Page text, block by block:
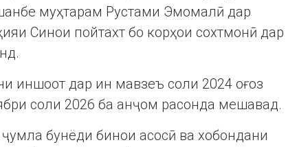
муҳтарам Рустами Эмомалӣ дар
Синои пойтахт бо корҳои сохтмонӣ дар
иншоот дар ин мавзеъ соли 2024 оғоз
соли 2026 ба анҷом расонда мешавад.
бунёди бинои асосӣ ва хобондани